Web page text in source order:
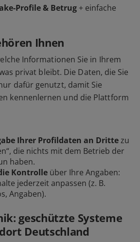
Profile & Betrug + einfache
Ihnen
Informationen Sie in Ihrem
privat bleibt. Die Daten, die Sie
dafür genutzt, damit Sie
kennenlernen und die Plattform
Ihrer Profildaten an Drittezu
die nichts mit dem Betrieb der
haben.
Kontrolle über Ihre Angaben:
jederzeit anpassen (z. B.
Angaben).
geschützte Systeme
Deutschland